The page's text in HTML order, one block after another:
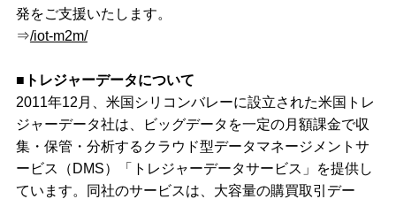
発をご支援いたします。
⇒/iot-m2m/
■トレジャーデータについて
2011年12月、米国シリコンバレーに設立された米国トレ
ジャーデータ社は、ビッグデータを一定の月額課金で収
集・保管・分析するクラウド型データマネージメントサ
ービス（DMS）「トレジャーデータサービス」を提供し
ています。同社のサービスは、大容量の購買取引デー